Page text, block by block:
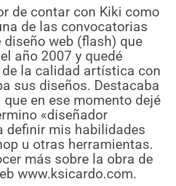
de contar con Kiki como
de las convocatorias
diseño web (flash) que
año 2007 y quedé
la calidad artística con
sus diseños. Destacaba
en ese momento dejé
«diseñador
definir mis habilidades
u otras herramientas.
más sobre la obra de
www.ksicardo.com.